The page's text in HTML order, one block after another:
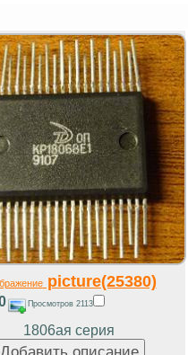
picture(25380)
Просмотров 2113
1806ая серия